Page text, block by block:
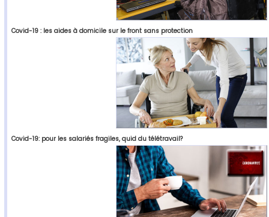
Covid-19 : les aides à domicile sur le front sans protection
Covid-19: pour les salariés fragiles, quid du télétravail?